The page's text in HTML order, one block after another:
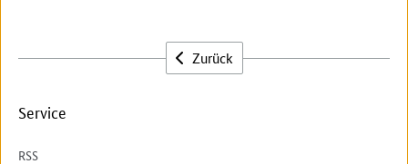
Zurück
Service
RSS